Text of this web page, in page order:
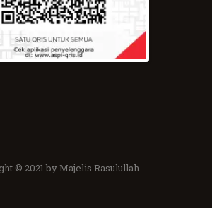
© 2021 by Majelis Rasulullah